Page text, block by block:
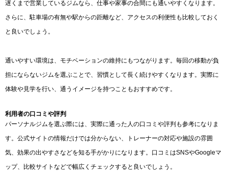
遅くまで営業しているジムなら、仕事や家事の合間にも通いやすくなります。
さらに、駐車場の有無や駅からの距離など、アクセスの利便性も比較しておく
と良いでしょう。
通いやすい環境は、モチベーションの維持にもつながります。毎回の移動が負
担にならないジムを選ぶことで、習慣として長く続けやすくなります。実際に
体験や見学を行い、通うイメージを持つこともおすすめです。
利用者の口コミや評判
パーソナルジムを選ぶ際には、実際に通った人の口コミや評判も参考になりま
す。公式サイトの情報だけでは分からない、トレーナーの対応や施設の雰囲
気、効果の出やすさなどを知る手がかりになります。口コミはSNSやGoogleマ
ップ、比較サイトなどで幅広くチェックすると良いでしょう。